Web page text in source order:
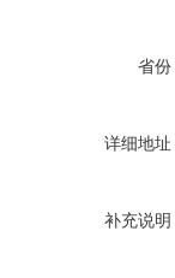
省份
详细地址
补充说明